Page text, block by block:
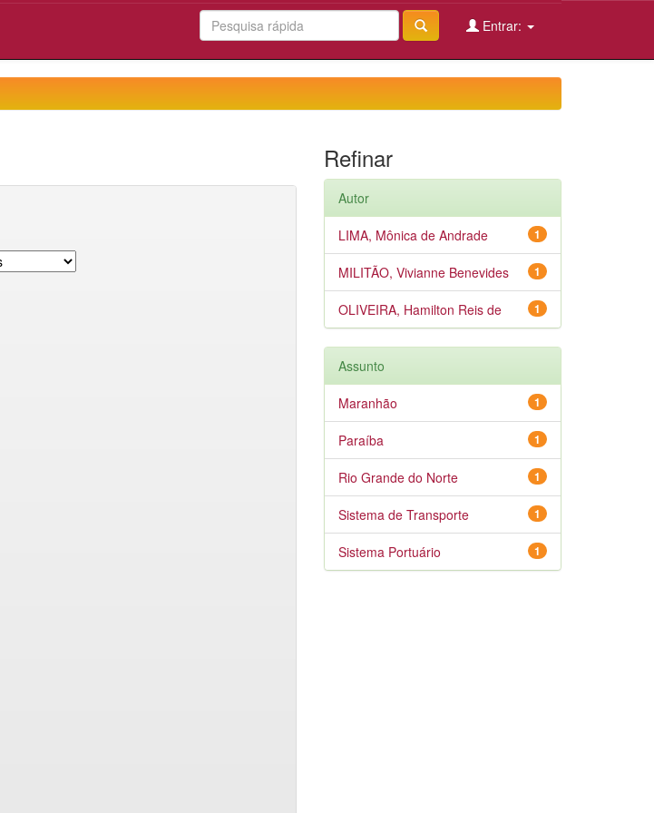
Entrar:
Refinar
Autor
1
LIMA, Mônica de Andrade
1
MILITÃO, Vivianne Benevides
1
OLIVEIRA, Hamilton Reis de
Assunto
1
Maranhão
1
Paraíba
1
Rio Grande do Norte
1
Sistema de Transporte
1
Sistema Portuário